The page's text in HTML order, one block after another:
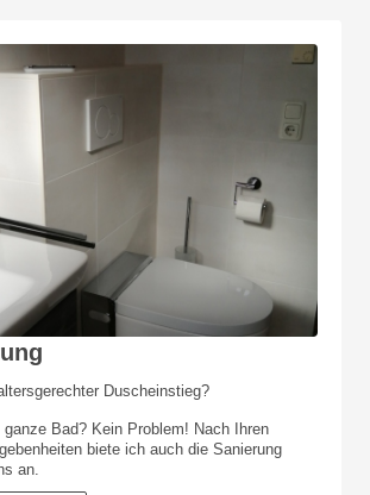
Duscheinstieg?
Bad? Kein Problem! Nach Ihren
biete ich auch die Sanierung
an.